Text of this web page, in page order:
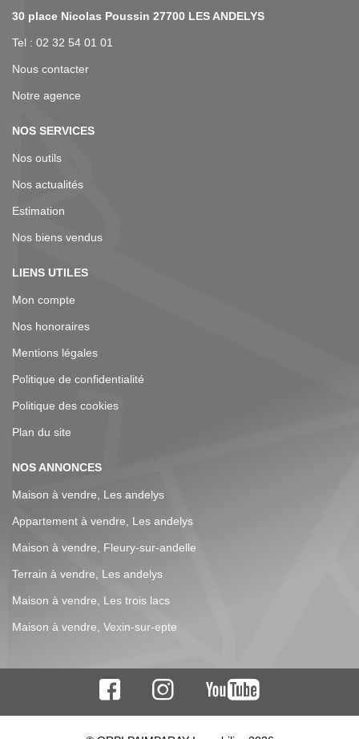
30 place Nicolas Poussin 27700 LES ANDELYS
Tel : 02 32 54 01 01
Nous contacter
Notre agence
NOS SERVICES
Nos outils
Nos actualités
Estimation
Nos biens vendus
LIENS UTILES
Mon compte
Nos honoraires
Mentions légales
Politique de confidentialité
Politique des cookies
Plan du site
NOS ANNONCES
Maison à vendre, Les andelys
Appartement à vendre, Les andelys
Maison à vendre, Fleury-sur-andelle
Terrain à vendre, Les andelys
Maison à vendre, Les trois lacs
Maison à vendre, Vexin-sur-epte